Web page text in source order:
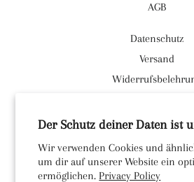
Der Schutz deiner Daten ist
Wir verwenden Cookies und
um dir auf unserer Website ein
ermöglichen.Privacy Policy
AGB
Datenschutz
Versand
Instagram
EUR €